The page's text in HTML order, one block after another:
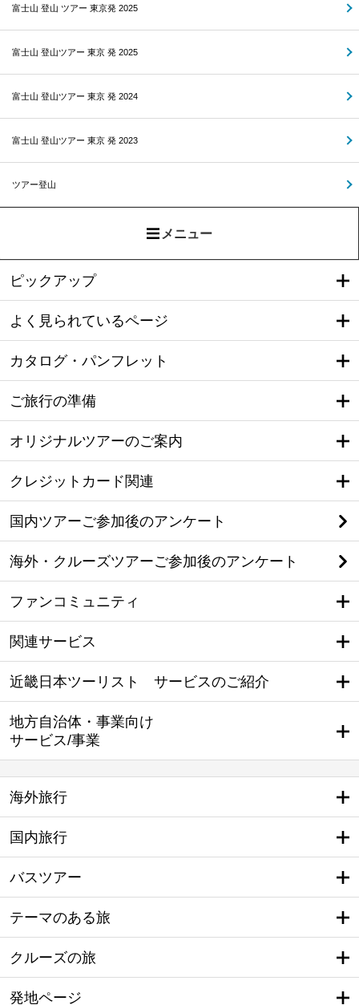
富士山 登山 ツアー 東京発 2025
富士山 登山ツアー 東京 発 2025
富士山 登山ツアー 東京 発 2024
富士山 登山ツアー 東京 発 2023
ツアー登山
メニュー
ピックアップ
よく見られているページ
カタログ・パンフレット
ご旅行の準備
オリジナルツアーのご案内
クレジットカード関連
国内ツアーご参加後のアンケート
海外・クルーズツアーご参加後のアンケート
ファンコミュニティ
関連サービス
近畿日本ツーリスト サービスのご紹介
地方自治体・事業向け
サービス/事業
海外旅行
国内旅行
バスツアー
テーマのある旅
クルーズの旅
発地ページ